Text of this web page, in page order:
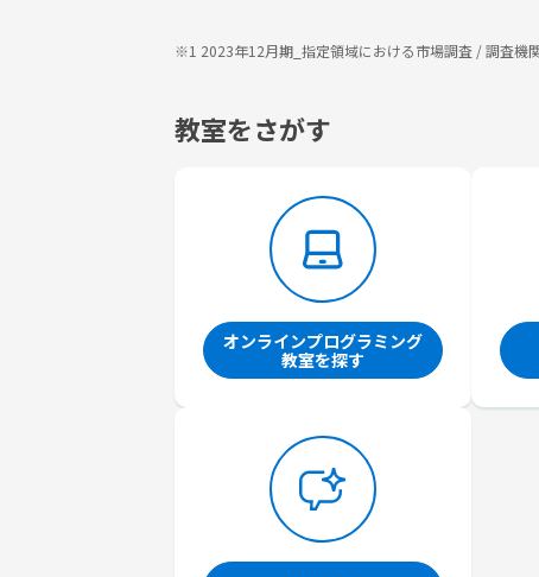
※1 2023年12月期_指定領域における市場調査 / 調査機
教室をさがす
オンラインプログラミング
教室を探す